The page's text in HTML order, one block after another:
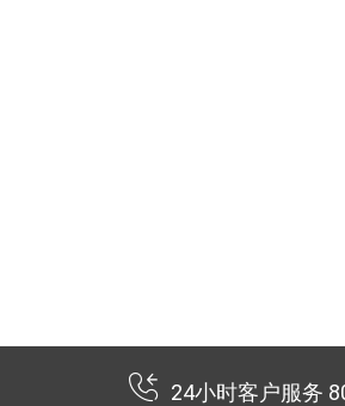
24小时客户服务